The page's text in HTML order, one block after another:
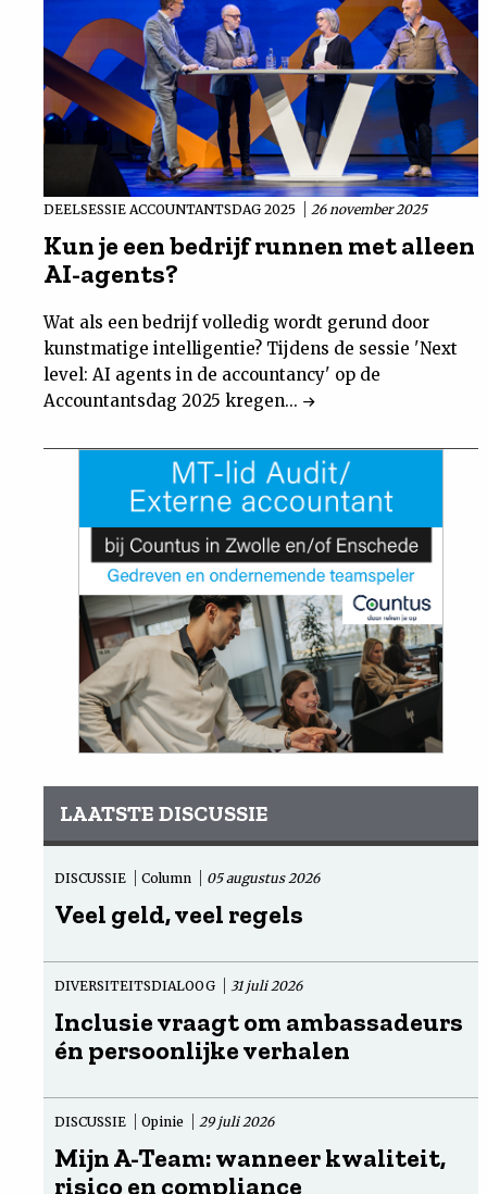
DEELSESSIE ACCOUNTANTSDAG 2025 26 november 2025
Kun je een bedrijf runnen met alleen
AI-agents?
Wat als een bedrijf volledig wordt gerund door
kunstmatige intelligentie? Tijdens de sessie 'Next
level: AI agents in de accountancy' op de
Accountantsdag 2025 kregen...
LAATSTE DISCUSSIE
DISCUSSIE Column 05 augustus 2026
Veel geld, veel regels
DIVERSITEITSDIALOOG 31 juli 2026
Inclusie vraagt om ambassadeurs
én persoonlijke verhalen
DISCUSSIE Opinie 29 juli 2026
Mijn A-Team: wanneer kwaliteit,
risico en compliance